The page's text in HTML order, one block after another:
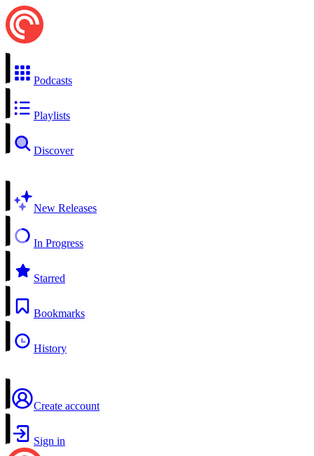
Podcasts
Playlists
Discover
New Releases
In Progress
Starred
Bookmarks
History
Create account
Sign in